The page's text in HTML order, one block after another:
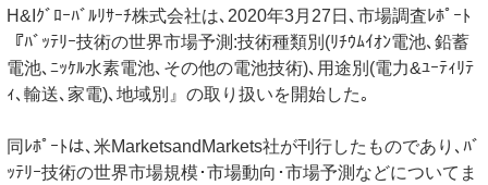
H&Iｸﾞﾛｰﾊﾞﾙﾘｻｰﾁ株式会社は､2020年3月27日､市場調査ﾚﾎﾟｰﾄ
『ﾊﾞｯﾃﾘｰ技術の世界市場予測:技術種類別(ﾘﾁｳﾑｲｵﾝ電池､鉛蓄
電池､ﾆｯｹﾙ水素電池､その他の電池技術)､用途別(電力&ﾕｰﾃｨﾘﾃ
ｨ､輸送､家電)､地域別』の取り扱いを開始した｡
同ﾚﾎﾟｰﾄは､米MarketsandMarkets社が刊行したものであり､ﾊﾞ
ｯﾃﾘｰ技術の世界市場規模･市場動向･市場予測などについてま